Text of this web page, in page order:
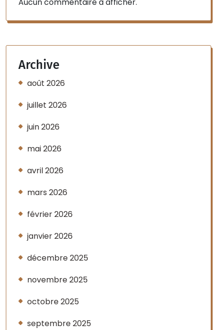
Aucun commentaire à afficher.
Archive
août 2026
juillet 2026
juin 2026
mai 2026
avril 2026
mars 2026
février 2026
janvier 2026
décembre 2025
novembre 2025
octobre 2025
septembre 2025